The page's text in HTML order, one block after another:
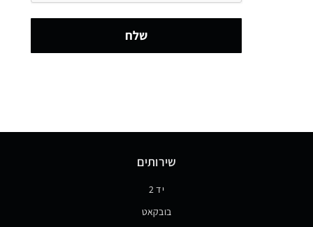
שלח
שירותים
יד 2
בובקאט